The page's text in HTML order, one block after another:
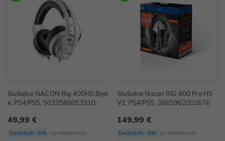
Slušalice NACON Rig 400HS Bijel
e, PS4/PS5, 5033588053910
49,99 €
Dodatnih -5% uz PROMO KOD
Slušalice Nacon RIG 800 Pro HS
V2, PS4/PS5, 3665962002676
149,99 €
Dodatnih -5% uz PROMO KOD